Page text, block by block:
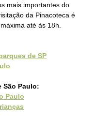
mais importantes do
da Pinacoteca é
até às 18h.
de SP
São Paulo:
Paulo